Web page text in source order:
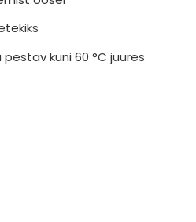
kuni 60 °C juures